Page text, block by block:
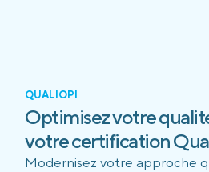
QUALIOPI
Optimisez votre
votre certification
Modernisez votre approche